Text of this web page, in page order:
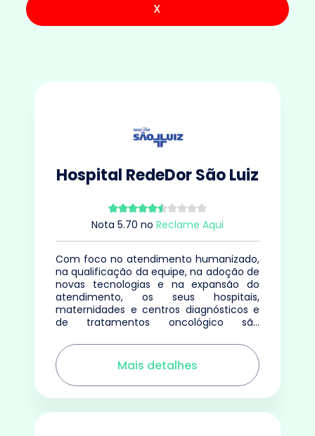
X
Hospital RedeDor São Luiz
Nota 5.70 no Reclame Aqui
Com foco no atendimento humanizado,
na qualificação da equipe, na adoção de
novas tecnologias e na expansão do
atendimento, os seus hospitais,
maternidades e centros diagnósticos e
de tratamentos oncológico são
Mais detalhes